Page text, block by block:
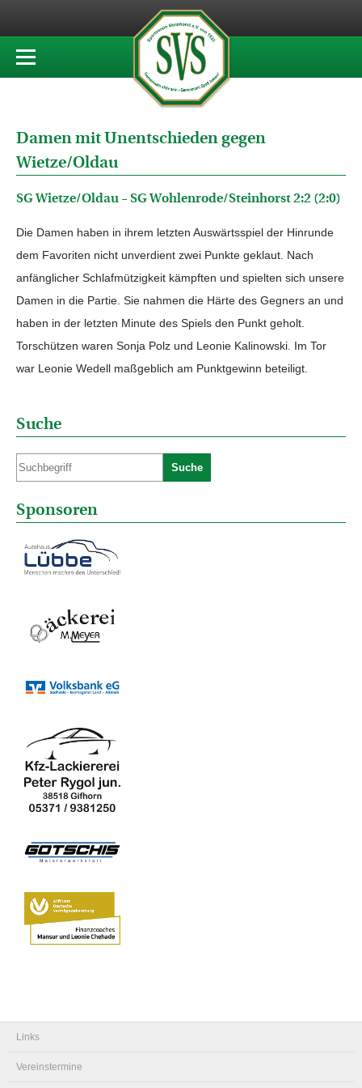
Damen mit Unentschieden gegen
Wietze/Oldau
SG Wietze/Oldau – SG Wohlenrode/Steinhorst 2:2 (2:0)
Die Damen haben in ihrem letzten Auswärtsspiel der Hinrunde
dem Favoriten nicht unverdient zwei Punkte geklaut. Nach
anfänglicher Schlafmützigkeit kämpften und spielten sich unsere
Damen in die Partie. Sie nahmen die Härte des Gegners an und
haben in der letzten Minute des Spiels den Punkt geholt.
Torschützen waren Sonja Polz und Leonie Kalinowski. Im Tor
war Leonie Wedell maßgeblich am Punktgewinn beteiligt.
Suche
Suche
Sponsoren
Links
Vereinstermine